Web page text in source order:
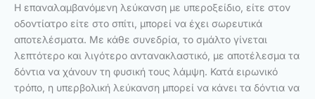
Η επαναλαμβανόμενη λεύκανση με υπεροξείδιο, είτε στον
οδοντίατρο είτε στο σπίτι, μπορεί να έχει σωρευτικά
αποτελέσματα. Με κάθε συνεδρία, το σμάλτο γίνεται
λεπτότερο και λιγότερο αντανακλαστικό, με αποτέλεσμα τα
δόντια να χάνουν τη φυσική τους λάμψη. Κατά ειρωνικό
τρόπο, η υπερβολική λεύκανση μπορεί να κάνει τα δόντια να